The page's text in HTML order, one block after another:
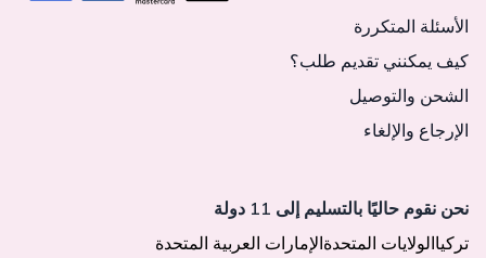
الأسئلة المتكررة
كيف يمكنني تقديم طلب؟
الشحن والتوصيل
الإرجاع والإلغاء
نحن نقوم حاليًا بالتسليم إلى 11 دولة
تركياالولايات المتحدةالإمارات العربية المتحدة